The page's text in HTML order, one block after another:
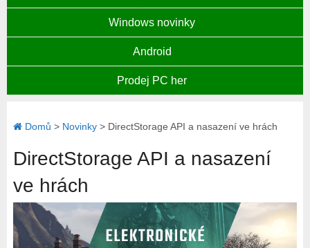
Windows novinky
Android
Prodej PC her
Domů > Novinky> DirectStorage API a nasazení ve hrách
DirectStorage API a nasazení
ve hrách